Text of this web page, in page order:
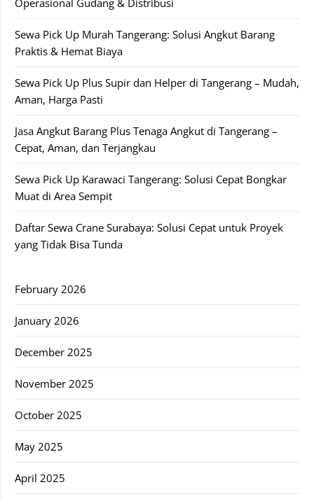
Sewa Pick Up Murah Tangerang: Solusi Angkut Barang
Praktis & Hemat Biaya
Sewa Pick Up Plus Supir dan Helper di Tangerang – Mudah,
Aman, Harga Pasti
Jasa Angkut Barang Plus Tenaga Angkut di Tangerang –
Cepat, Aman, dan Terjangkau
Sewa Pick Up Karawaci Tangerang: Solusi Cepat Bongkar
Muat di Area Sempit
Daftar Sewa Crane Surabaya: Solusi Cepat untuk Proyek
yang Tidak Bisa Tunda
February 2026
January 2026
December 2025
November 2025
October 2025
May 2025
April 2025